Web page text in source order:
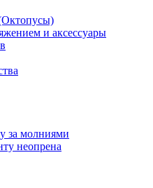
и аксессуары
за молниями
неопрена